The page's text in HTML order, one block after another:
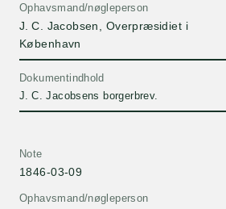
Ophavsmand/nøgleperson
J. C. Jacobsen, Overpræsidiet i
København
Dokumentindhold
J. C. Jacobsens borgerbrev.
Ophavsmand/nøgleperson
Note
1846-03-09